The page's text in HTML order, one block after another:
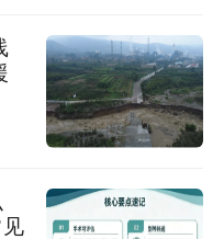
使命、赋能青少年